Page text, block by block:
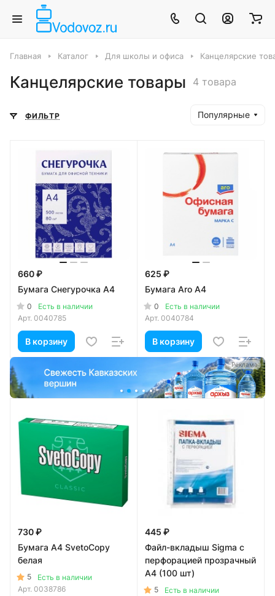
Главная Каталог Для школы и офиса Канцелярские
Канцелярские товары 4 товара
ФИЛЬТР Популярные
660 ₽
Бумага Снегурочка А4
0
Есть в наличии
Арт. 0040785
В корзину
Реклама
625 ₽
Бумага Aro А4
0
Есть в наличии
Арт. 0040784
В корзину
730 ₽
Бумага А4 SvetoCopy
белая
5
Есть в наличии
Арт. 0038786
445 ₽
Файл-вкладыш Sigma с
перфорацией прозрачный
А4 (100 шт)
5
Есть в наличии